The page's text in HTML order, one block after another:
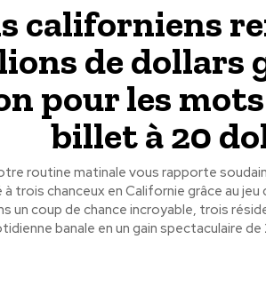
californiens
de dollars
pour les
billet à 20
routine matinale vous rapporte
à trois chanceux en Californie grâce au
un coup de chance incroyable, trois
banale en un gain spectaculaire de